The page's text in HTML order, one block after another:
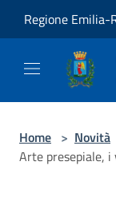
Regione Emilia-
Home > Novità
Arte presepiale,